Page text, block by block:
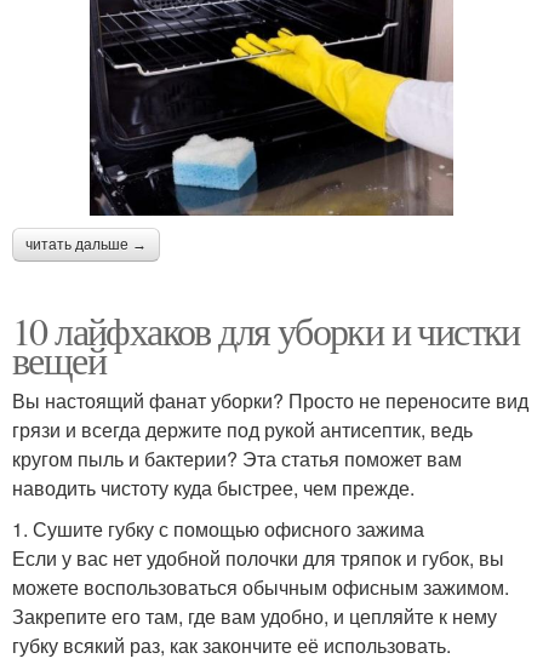
читать дальше →
10 лайфхаков для уборки и чистки
вещей
Вы настоящий фанат уборки? Просто не переносите вид
грязи и всегда держите под рукой антисептик, ведь
кругом пыль и бактерии? Эта статья поможет вам
наводить чистоту куда быстрее, чем прежде.
1. Сушите губку с помощью офисного зажима
Если у вас нет удобной полочки для тряпок и губок, вы
можете воспользоваться обычным офисным зажимом.
Закрепите его там, где вам удобно, и цепляйте к нему
губку всякий раз, как закончите её использовать.